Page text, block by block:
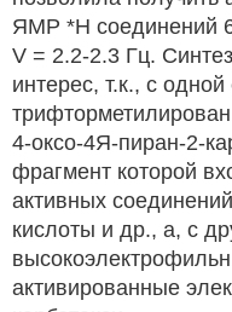
ЯМР *Н соединений
V = 2.2-2.3 Гц.
интерес, т.к., с
4-оксо-4Я-пиран-2-
фрагмент которой
активных
кислоты и др., а, с
активированные